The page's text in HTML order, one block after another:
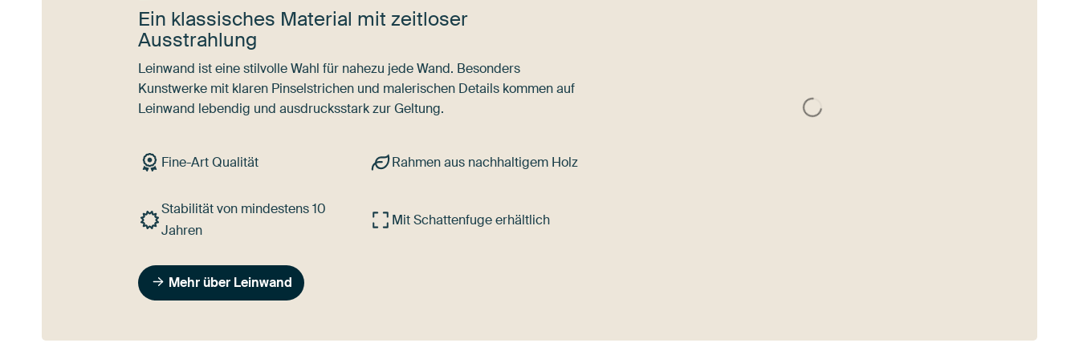
Ein klassisches Material mit zeitloser
Ausstrahlung
Leinwand ist eine stilvolle Wahl für nahezu jede Wand. Besonders
Kunstwerke mit klaren Pinselstrichen und malerischen Details kommen auf
Leinwand lebendig und ausdrucksstark zur Geltung.
Fine-Art Qualität Rahmen aus nachhaltigem Holz
Stabilität von mindestens 10
Jahren
Mit Schattenfuge erhältlich
Mehr über Leinwand